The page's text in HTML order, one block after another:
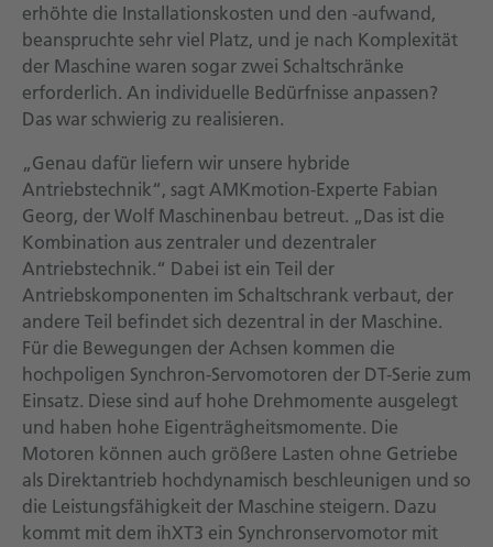
erhöhte die Installationskosten und den -aufwand,
beanspruchte sehr viel Platz, und je nach Komplexität
der Maschine waren sogar zwei Schaltschränke
erforderlich. An individuelle Bedürfnisse anpassen?
Das war schwierig zu realisieren.
„Genau dafür liefern wir unsere hybride
Antriebstechnik“, sagt AMKmotion-Experte Fabian
Georg, der Wolf Maschinenbau betreut. „Das ist die
Kombination aus zentraler und dezentraler
Antriebstechnik.“ Dabei ist ein Teil der
Antriebskomponenten im Schaltschrank verbaut, der
andere Teil befindet sich dezentral in der Maschine.
Für die Bewegungen der Achsen kommen die
hochpoligen Synchron-Servomotoren der DT-Serie zum
Einsatz. Diese sind auf hohe Drehmomente ausgelegt
und haben hohe Eigenträgheitsmomente. Die
Motoren können auch größere Lasten ohne Getriebe
als Direktantrieb hochdynamisch beschleunigen und so
die Leistungsfähigkeit der Maschine steigern. Dazu
kommt mit dem ihXT3 ein Synchronservomotor mit